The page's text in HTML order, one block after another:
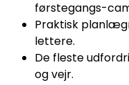
førstegangs-
Praktisk
lettere.
De fleste
og vejr.